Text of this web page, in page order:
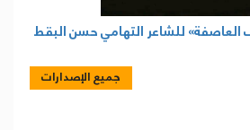
للشاعر التهامي حسن البقط
جميع الإصدارات